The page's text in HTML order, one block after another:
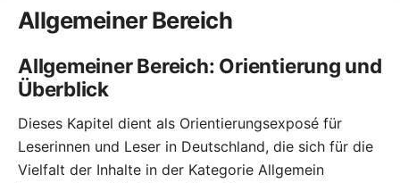
Allgemeiner Bereich
Allgemeiner Bereich: Orientierung und
Überblick
Dieses Kapitel dient als Orientierungsexposé für
Leserinnen und Leser in Deutschland, die sich für die
Vielfalt der Inhalte in der Kategorie Allgemein